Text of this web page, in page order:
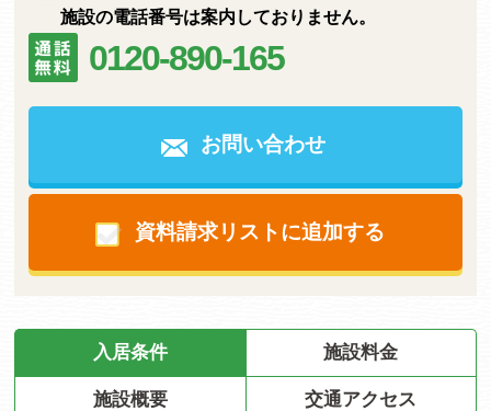
施設の電話番号は案内しておりません。
0120-890-165
お問い合わせ
資料請求リストに追加する
入居条件 施設料金
施設概要 交通アクセス